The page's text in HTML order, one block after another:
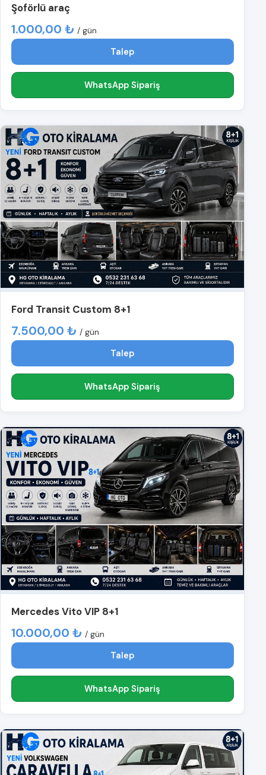
Şoförlü araç
1.000,00 ₺ / gün
Talep
WhatsApp Sipariş
Ford Transit Custom 8+1
7.500,00 ₺ / gün
Talep
WhatsApp Sipariş
Mercedes Vito VIP 8+1
10.000,00 ₺ / gün
Talep
WhatsApp Sipariş